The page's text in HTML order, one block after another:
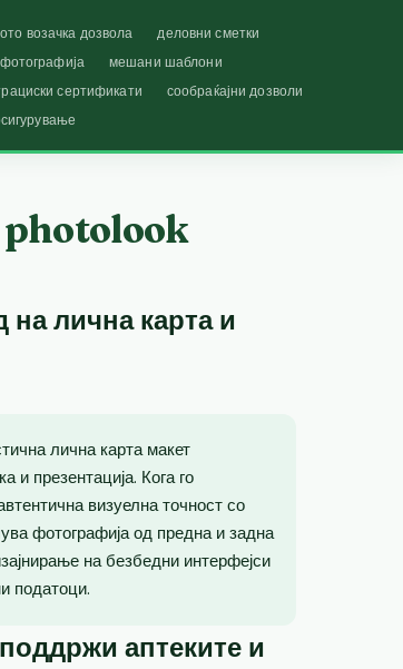
возачка дозвола
деловни сметки
мешани шаблони
сертификати
сообраќајни дозволи
photolook
лична карта и
лична карта макет
и презентација. Кога го
визуелна точност со
фотографија од предна и задна
на безбедни интерфејси
податоци.
аптеките и